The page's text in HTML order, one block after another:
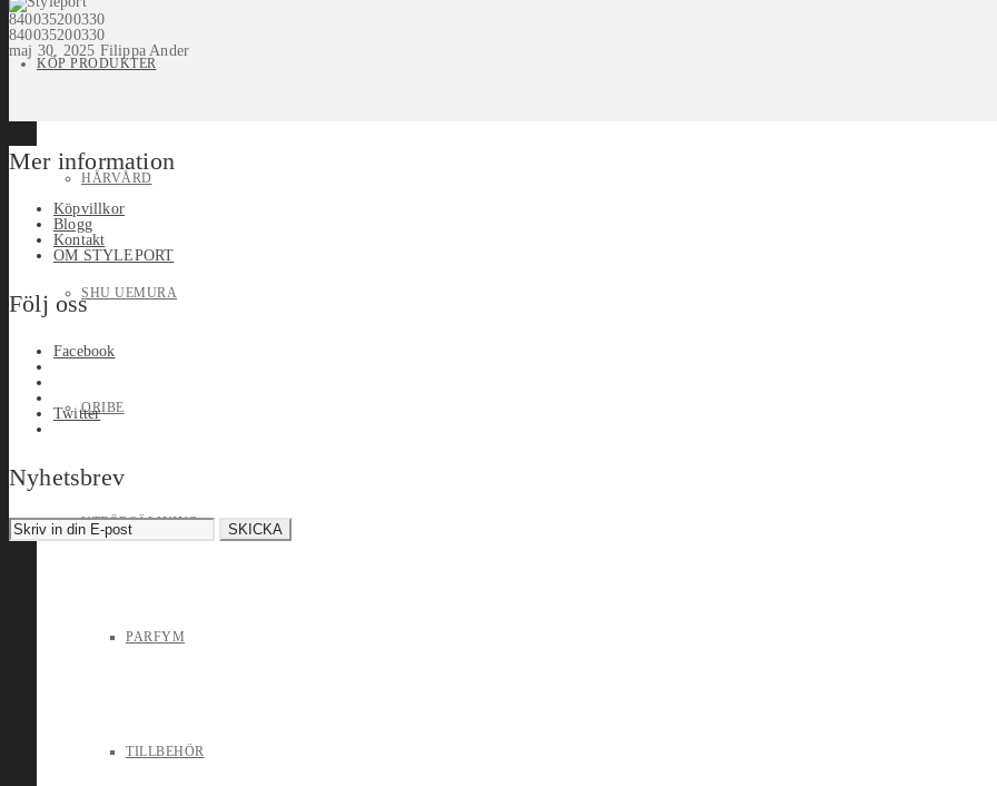
KÖP PRODUKTER
HÅRVÅRD
SHU UEMURA
ORIBE
UTFÖRSÄLJNING
PARFYM
TILLBEHÖR
840035200330
840035200330
maj 30, 2025 Filippa Ander
Mer information
Köpvillkor
Blogg
Kontakt
OM STYLEPORT
Följ oss
Facebook
Twitter
Nyhetsbrev